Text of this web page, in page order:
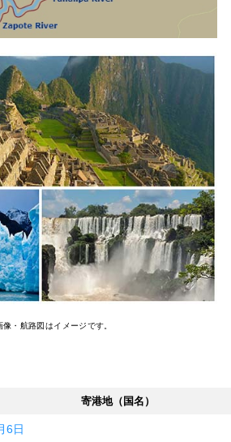
・航路図はイメージです。
寄港地（国名）
6日